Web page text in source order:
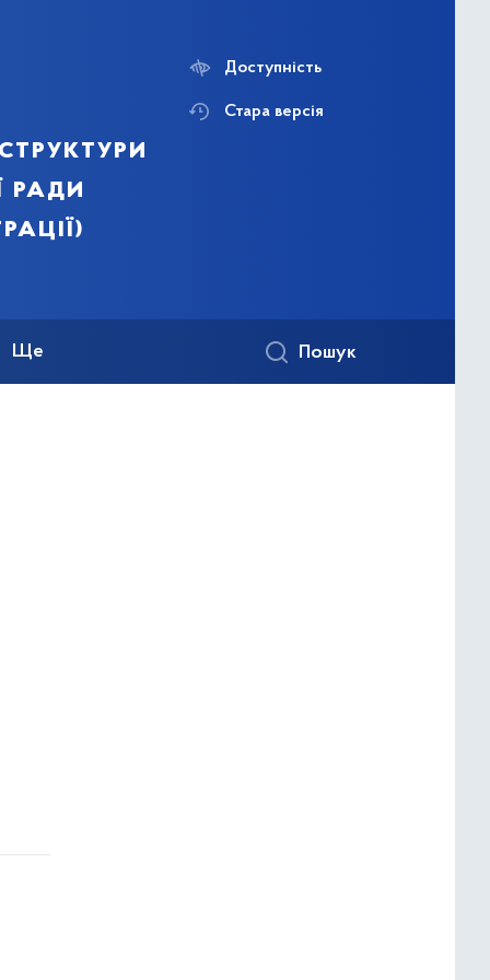
ради
Доступність
Стара версія
Ще Пошук